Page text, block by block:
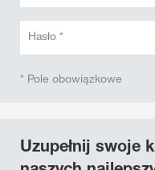
Hasło *
* Pole obowiązkowe
Uzupełnij swoje